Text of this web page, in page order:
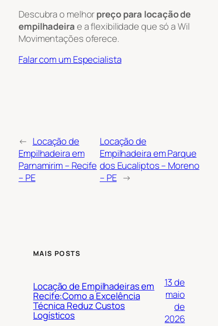
Descubra o melhorpreço para locação de
empilhadeirae a flexibilidade que só a Wil
Movimentações oferece.
Falar com um Especialista
← Locação de
Empilhadeira em
Parnamirim – Recife
– PE
Locação de
Empilhadeira em Parque
dos Eucaliptos – Moreno
– PE →
MAIS POSTS
Locação de Empilhadeiras em
Recife:Como a Excelência
Técnica Reduz Custos
Logísticos
13 de
maio
de
2026